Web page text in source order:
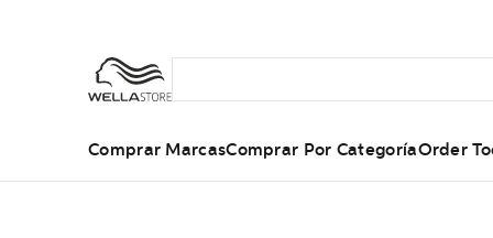
Comprar MarcasComprar Por CategoríaOrder